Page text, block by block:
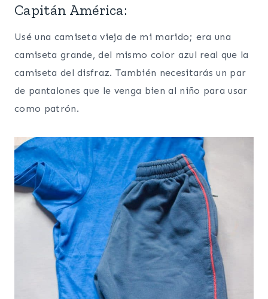
Capitán América:
Usé una camiseta vieja de mi marido; era una
camiseta grande, del mismo color azul real que la
camiseta del disfraz. También necesitarás un par
de pantalones que le venga bien al niño para usar
como patrón.